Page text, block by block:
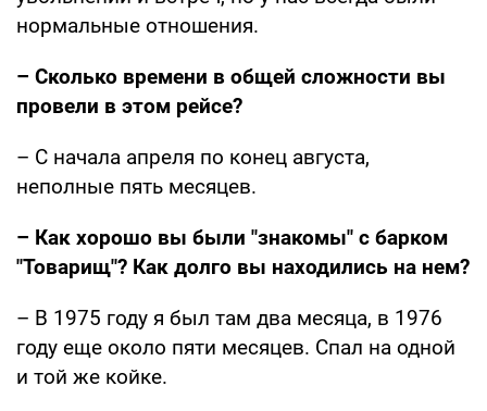
нормальные отношения.
– Сколько времени в общей сложности вы
провели в этом рейсе?
– С начала апреля по конец августа,
неполные пять месяцев.
– Как хорошо вы были "знакомы" с барком
"Товарищ"? Как долго вы находились на нем?
– В 1975 году я был там два месяца, в 1976
году еще около пяти месяцев. Спал на одной
и той же койке.